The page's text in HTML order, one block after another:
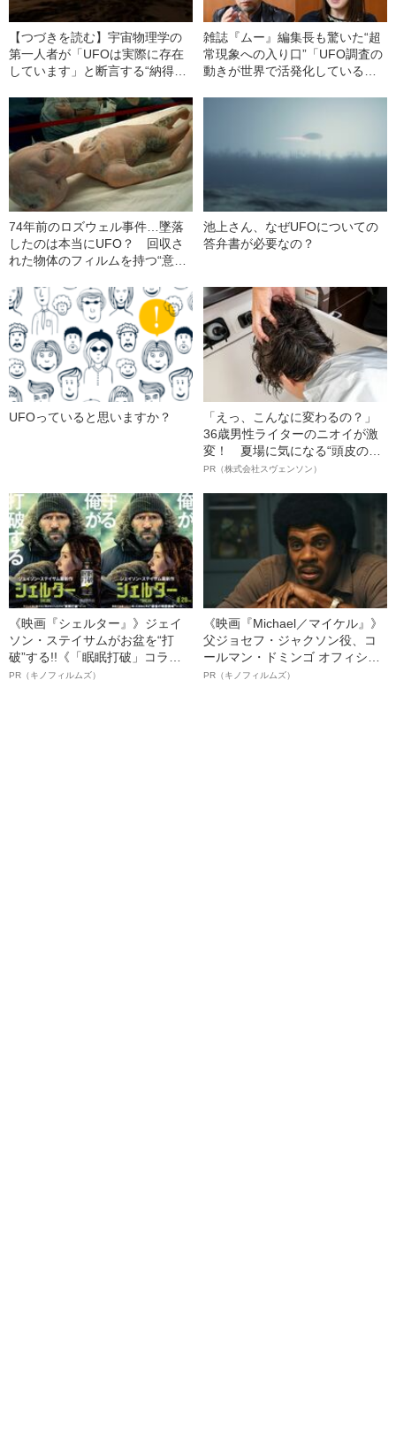
【つづきを読む】宇宙物理学の
第一人者が「UFOは実際に存在
しています」と断言する“納得の
雑誌『ムー』編集長も驚いた“超
常現象への入り口”「UFO調査の
動きが世界で活発化している」
74年前のロズウェル事件…墜落
したのは本当にUFO？ 回収さ
れた物体のフィルムを持つ“意外
池上さん、なぜUFOについての
答弁書が必要なの？
UFOっていると思いますか？
「えっ、こんなに変わるの？」
36歳男性ライターのニオイが激
変！ 夏場に気になる“頭皮のニ
オイ”や“ベタつき”を解消す
ト”が生み出した徹底ケアとは
PR（株式会社スヴェンソン）
《映画『シェルター』》ジェイ
ソン・ステイサムがお盆を“打
破”する!!《「眠眠打破」コラ
ボ》
PR（キノフィルムズ）
《映画『Michael／マイケル』》
父ジョセフ・ジャクソン役、コ
ールマン・ドミンゴ オフィシャ
ルインタビュー“観客を魅了した
PR（キノフィルムズ）